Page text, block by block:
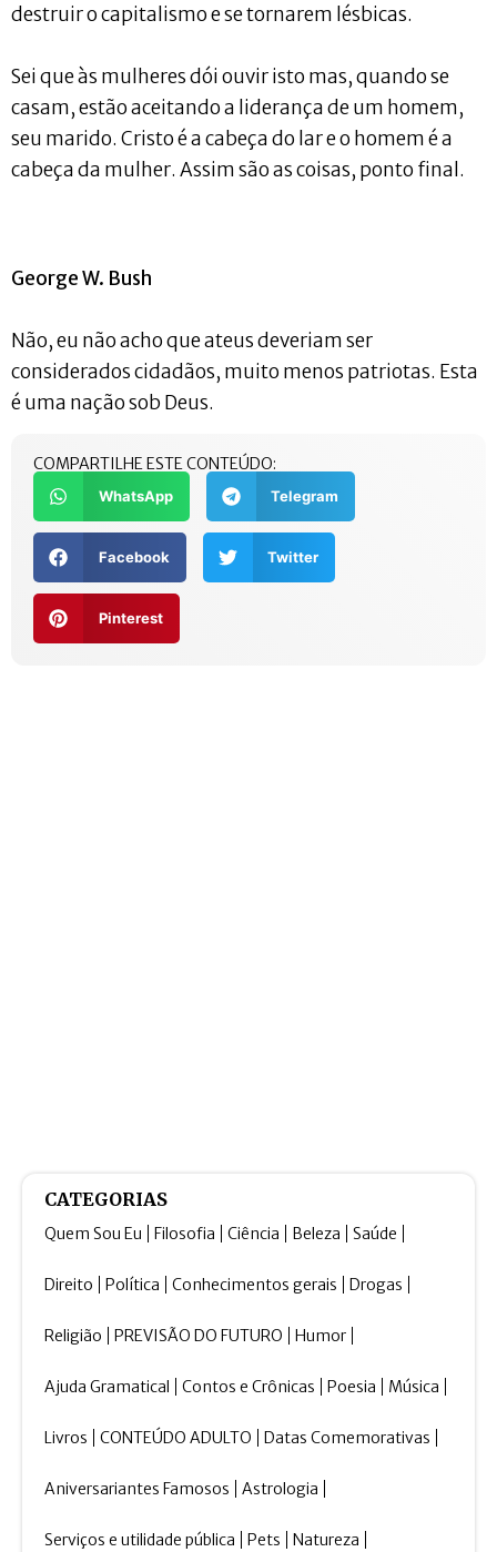
destruir o capitalismo e se tornarem lésbicas.
Sei que às mulheres dói ouvir isto mas, quando se
casam, estão aceitando a liderança de um homem,
seu marido. Cristo é a cabeça do lar e o homem é a
cabeça da mulher. Assim são as coisas, ponto final.
George W. Bush
Não, eu não acho que ateus deveriam ser
considerados cidadãos, muito menos patriotas. Esta
é uma nação sob Deus.
COMPARTILHE ESTE CONTEÚDO:
WhatsApp Telegram
Facebook Twitter
Pinterest
CATEGORIAS
Quem Sou Eu Filosofia Ciência Beleza Saúde
Direito Política Conhecimentos gerais Drogas
Religião PREVISÃO DO FUTURO Humor
Ajuda Gramatical Contos e Crônicas Poesia Música
Livros CONTEÚDO ADULTO Datas Comemorativas
Aniversariantes Famosos Astrologia
Serviços e utilidade pública Pets Natureza